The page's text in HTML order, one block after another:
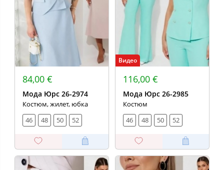
84,00 €
Мода Юрс 26-2974
Костюм, жилет, юбка
46
48 50 52
Видео
116,00 €
Мода Юрс 26-2985
Костюм
46
48 50 52